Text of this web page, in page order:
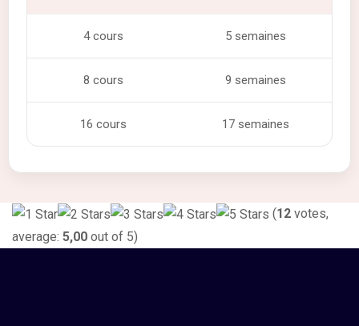
4 cours 5 semaines
8 cours 9 semaines
16 cours 17 semaines
(12 votes,
average: 5,00 out of 5)